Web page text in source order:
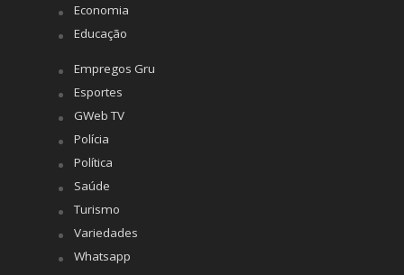
Economia
Educação
Empregos Gru
Esportes
GWeb TV
Polícia
Política
Saúde
Turismo
Variedades
Whatsapp